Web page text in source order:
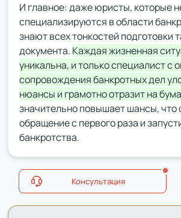
И главное: даже юристы, которые
специализируются в области
знают всех тонкостей подготовки
документа. Каждая жизненная
уникальна, и только специалист с
сопровождения банкротных дел
нюансы и грамотно отразит на
значительно повышает шансы, что
обращение с первого раза и
банкротства.
Консультация